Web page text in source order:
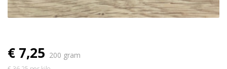
€ 7,25 200 gram